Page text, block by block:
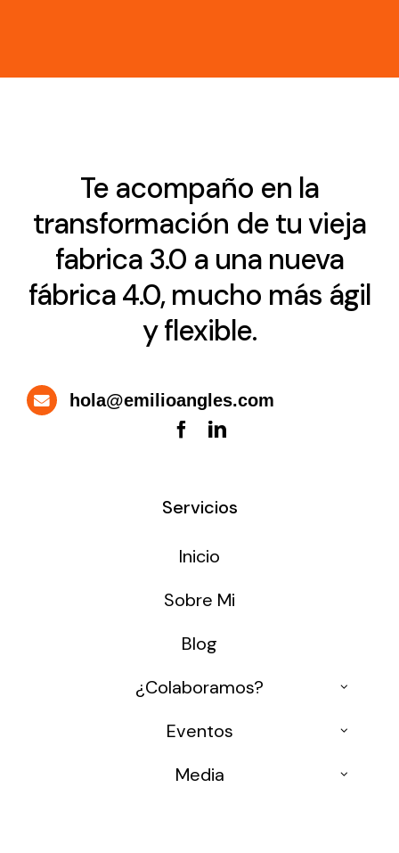
Te acompaño en la
transformación de tu vieja
fabrica 3.0 a una nueva
fábrica 4.0, mucho más ágil
y flexible.
hola@emilioangles.com
Servicios
Inicio
Sobre Mi
Blog
¿Colaboramos?
Eventos
Media